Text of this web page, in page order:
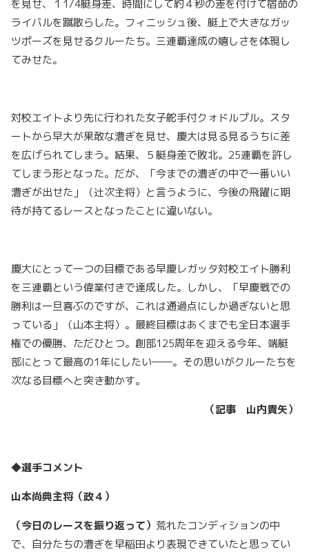
を見せ、１1/4艇身差、時間にして約４秒の差を付けて宿命の
ライバルを蹴散らした。フィニッシュ後、艇上で大きなガッ
ツポーズを見せるクルーたち。三連覇達成の嬉しさを体現し
てみせた。
対校エイトより先に行われた女子舵手付クォドルプル。スタ
ートから早大が果敢な漕ぎを見せ、慶大は見る見るうちに差
を広げられてしまう。結果、５艇身差で敗北。25連覇を許し
てしまう形となった。だが、「今までの漕ぎの中で一番いい
漕ぎが出せた」（辻次主将）と言うように、今後の飛躍に期
待が持てるレースとなったことに違いない。
慶大にとって一つの目標である早慶レガッタ対校エイト勝利
を三連覇という偉業付きで達成した。しかし、「早慶戦での
勝利は一旦喜ぶのですが、これは通過点にしか過ぎないと思
っている」（山本主将）。最終目標はあくまでも全日本選手
権での優勝、ただひとつ。創部125周年を迎える今年、端艇
部にとって最高の1年にしたい――。その思いがクルーたちを
次なる目標へと突き動かす。
（記事 山内貴矢）
◆選手コメント
山本尚典主将（政４）
（今日のレースを振り返って） 荒れたコンディションの中
で、自分たちの漕ぎを早稲田より表現できていたと思ってい